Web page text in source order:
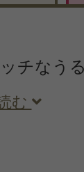
チなう
む